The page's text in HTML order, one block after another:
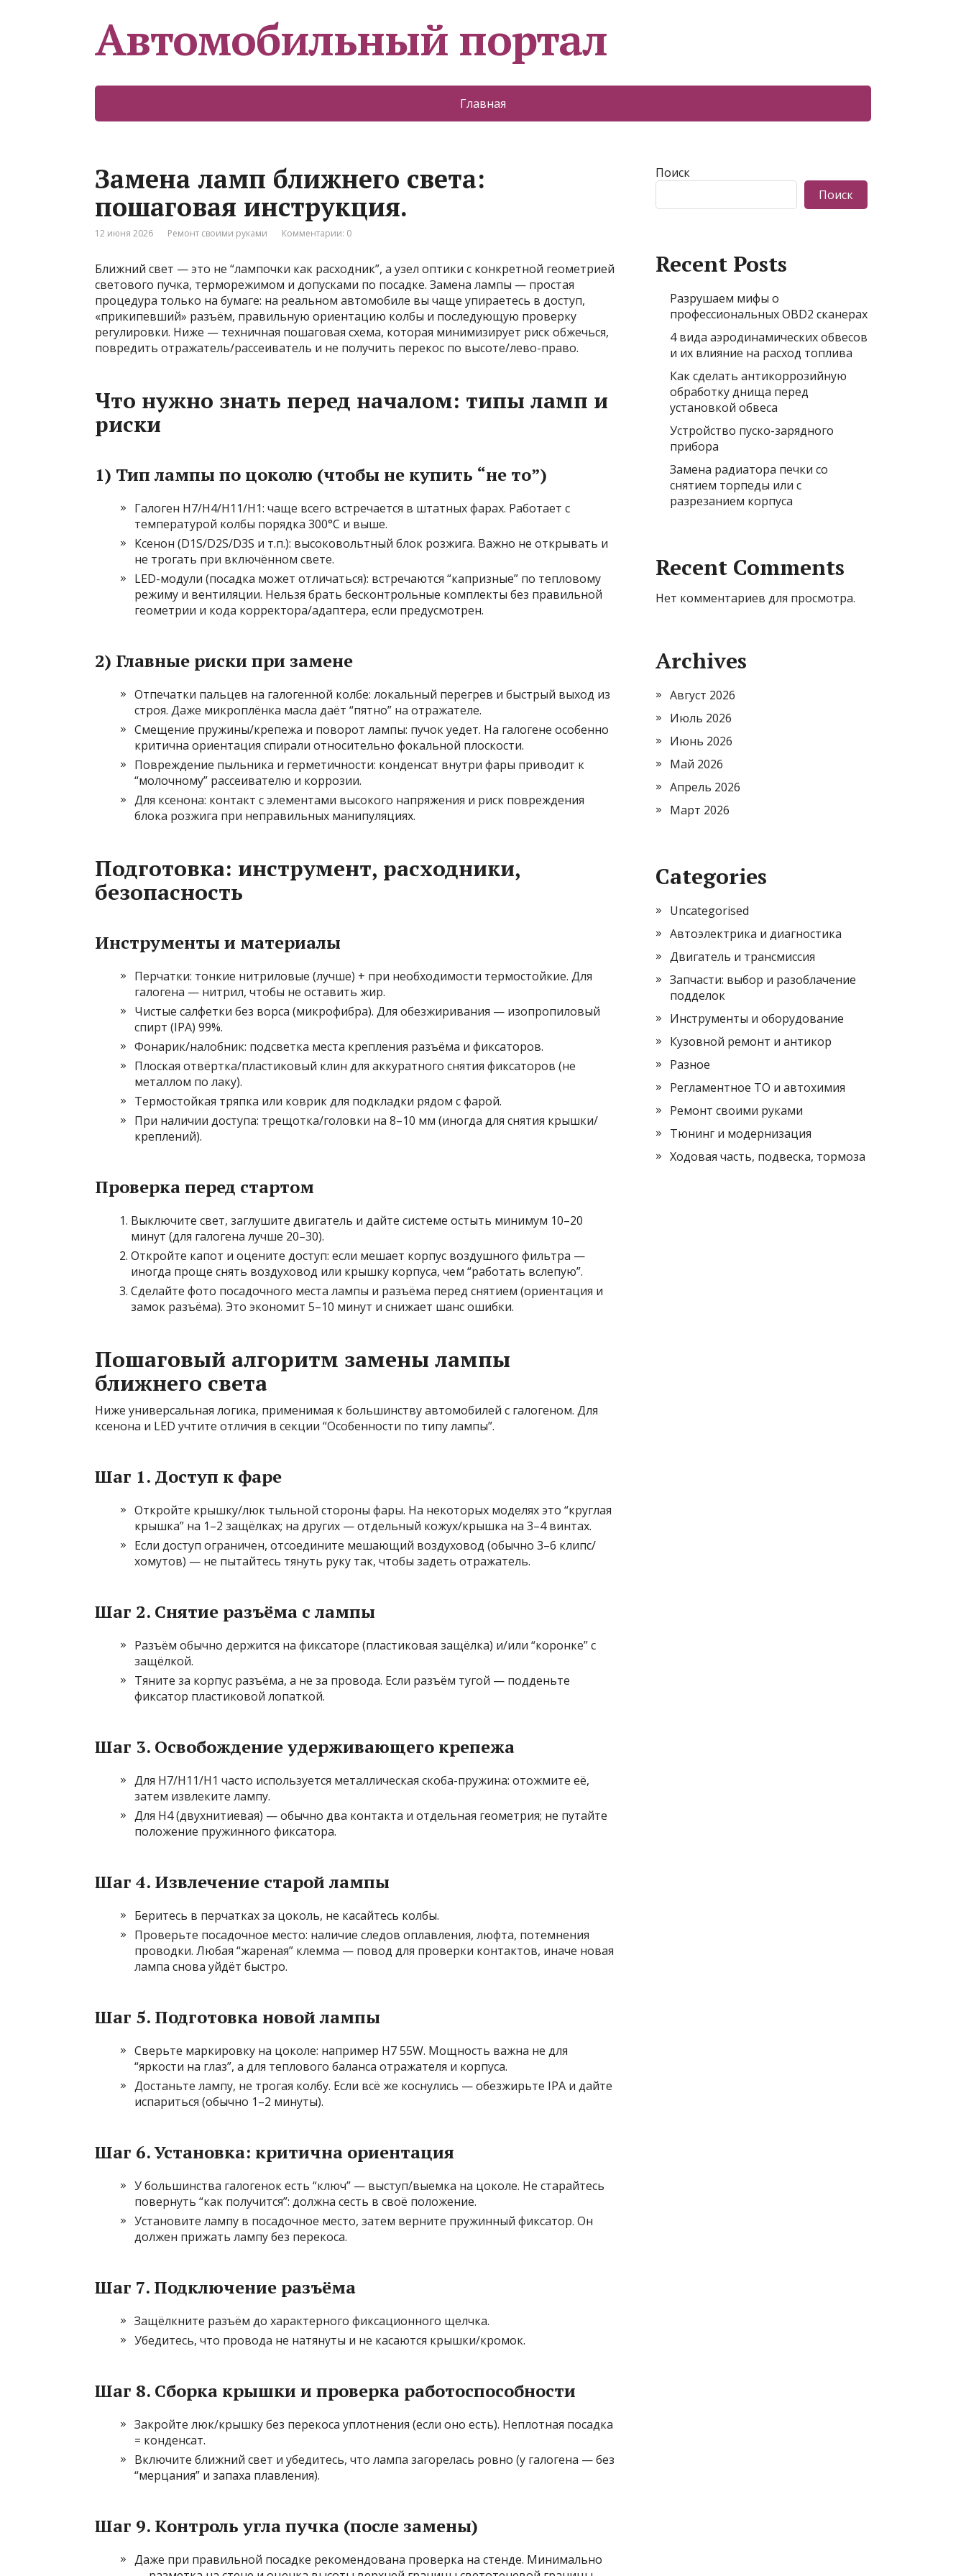
Автомобильный портал
Главная
Замена ламп ближнего света:
пошаговая инструкция.
12 июня 2026 Ремонт своими руками Комментарии: 0
Ближний свет — это не “лампочки как расходник”, а узел оптики с конкретной геометрией
светового пучка, терморежимом и допусками по посадке. Замена лампы — простая
процедура только на бумаге: на реальном автомобиле вы чаще упираетесь в доступ,
«прикипевший» разъём, правильную ориентацию колбы и последующую проверку
регулировки. Ниже — техничная пошаговая схема, которая минимизирует риск обжечься,
повредить отражатель/рассеиватель и не получить перекос по высоте/лево-право.
Что нужно знать перед началом: типы ламп и
риски
1) Тип лампы по цоколю (чтобы не купить “не то”)
Галоген H7/H4/H11/H1: чаще всего встречается в штатных фарах. Работает с
температурой колбы порядка 300°C и выше.
Ксенон (D1S/D2S/D3S и т.п.): высоковольтный блок розжига. Важно не открывать и
не трогать при включённом свете.
LED-модули (посадка может отличаться): встречаются “капризные” по тепловому
режиму и вентиляции. Нельзя брать бесконтрольные комплекты без правильной
геометрии и кода корректора/адаптера, если предусмотрен.
2) Главные риски при замене
Отпечатки пальцев на галогенной колбе: локальный перегрев и быстрый выход из
строя. Даже микроплёнка масла даёт “пятно” на отражателе.
Смещение пружины/крепежа и поворот лампы: пучок уедет. На галогене особенно
критична ориентация спирали относительно фокальной плоскости.
Повреждение пыльника и герметичности: конденсат внутри фары приводит к
“молочному” рассеивателю и коррозии.
Для ксенона: контакт с элементами высокого напряжения и риск повреждения
блока розжига при неправильных манипуляциях.
Подготовка: инструмент, расходники,
безопасность
Инструменты и материалы
Перчатки: тонкие нитриловые (лучше) + при необходимости термостойкие. Для
галогена — нитрил, чтобы не оставить жир.
Чистые салфетки без ворса (микрофибра). Для обезжиривания — изопропиловый
спирт (IPA) 99%.
Фонарик/налобник: подсветка места крепления разъёма и фиксаторов.
Плоская отвёртка/пластиковый клин для аккуратного снятия фиксаторов (не
металлом по лаку).
Термостойкая тряпка или коврик для подкладки рядом с фарой.
При наличии доступа: трещотка/головки на 8–10 мм (иногда для снятия крышки/
креплений).
Проверка перед стартом
Выключите свет, заглушите двигатель и дайте системе остыть минимум 10–20
минут (для галогена лучше 20–30).
Откройте капот и оцените доступ: если мешает корпус воздушного фильтра —
иногда проще снять воздуховод или крышку корпуса, чем “работать вслепую”.
Сделайте фото посадочного места лампы и разъёма перед снятием (ориентация и
замок разъёма). Это экономит 5–10 минут и снижает шанс ошибки.
Пошаговый алгоритм замены лампы
ближнего света
Ниже универсальная логика, применимая к большинству автомобилей с галогеном. Для
ксенона и LED учтите отличия в секции “Особенности по типу лампы”.
Шаг 1. Доступ к фаре
Откройте крышку/люк тыльной стороны фары. На некоторых моделях это “круглая
крышка” на 1–2 защёлках; на других — отдельный кожух/крышка на 3–4 винтах.
Если доступ ограничен, отсоедините мешающий воздуховод (обычно 3–6 клипс/
хомутов) — не пытайтесь тянуть руку так, чтобы задеть отражатель.
Шаг 2. Снятие разъёма с лампы
Разъём обычно держится на фиксаторе (пластиковая защёлка) и/или “коронке” с
защёлкой.
Тяните за корпус разъёма, а не за провода. Если разъём тугой — подденьте
фиксатор пластиковой лопаткой.
Шаг 3. Освобождение удерживающего крепежа
Для H7/H11/H1 часто используется металлическая скоба-пружина: отожмите её,
затем извлеките лампу.
Для H4 (двухнитиевая) — обычно два контакта и отдельная геометрия; не путайте
положение пружинного фиксатора.
Шаг 4. Извлечение старой лампы
Беритесь в перчатках за цоколь, не касайтесь колбы.
Проверьте посадочное место: наличие следов оплавления, люфта, потемнения
проводки. Любая “жареная” клемма — повод для проверки контактов, иначе новая
лампа снова уйдёт быстро.
Шаг 5. Подготовка новой лампы
Сверьте маркировку на цоколе: например H7 55W. Мощность важна не для
“яркости на глаз”, а для теплового баланса отражателя и корпуса.
Достаньте лампу, не трогая колбу. Если всё же коснулись — обезжирьте IPA и дайте
испариться (обычно 1–2 минуты).
Шаг 6. Установка: критична ориентация
У большинства галогенок есть “ключ” — выступ/выемка на цоколе. Не старайтесь
повернуть “как получится”: должна сесть в своё положение.
Установите лампу в посадочное место, затем верните пружинный фиксатор. Он
должен прижать лампу без перекоса.
Шаг 7. Подключение разъёма
Защёлкните разъём до характерного фиксационного щелчка.
Убедитесь, что провода не натянуты и не касаются крышки/кромок.
Шаг 8. Сборка крышки и проверка работоспособности
Закройте люк/крышку без перекоса уплотнения (если оно есть). Неплотная посадка
= конденсат.
Включите ближний свет и убедитесь, что лампа загорелась ровно (у галогена — без
“мерцания” и запаха плавления).
Шаг 9. Контроль угла пучка (после замены)
Даже при правильной посадке рекомендована проверка на стенде. Минимально
Поиск
Поиск
Recent Posts
Разрушаем мифы о
профессиональных OBD2 сканерах
4 вида аэродинамических обвесов
и их влияние на расход топлива
Как сделать антикоррозийную
обработку днища перед
установкой обвеса
Устройство пуско-зарядного
прибора
Замена радиатора печки со
снятием торпеды или с
разрезанием корпуса
Recent Comments
Нет комментариев для просмотра.
Archives
Август 2026
Июль 2026
Июнь 2026
Май 2026
Апрель 2026
Март 2026
Categories
Uncategorised
Автоэлектрика и диагностика
Двигатель и трансмиссия
Запчасти: выбор и разоблачение
подделок
Инструменты и оборудование
Кузовной ремонт и антикор
Разное
Регламентное ТО и автохимия
Ремонт своими руками
Тюнинг и модернизация
Ходовая часть, подвеска, тормоза